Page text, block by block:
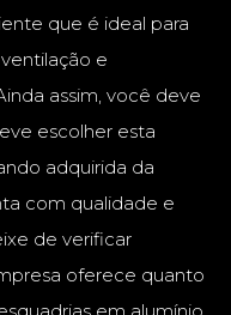
que é ideal para
e
assim, você deve
escolher esta
adquirida da
com qualidade e
de verificar
oferece quanto